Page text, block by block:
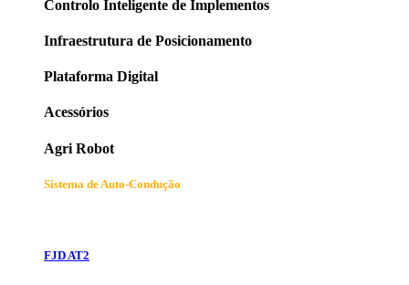
Controlo Inteligente de Implementos
Infraestrutura de Posicionamento
Plataforma Digital
Acessórios
Agri Robot
Sistema de Auto-Condução
FJD AT2